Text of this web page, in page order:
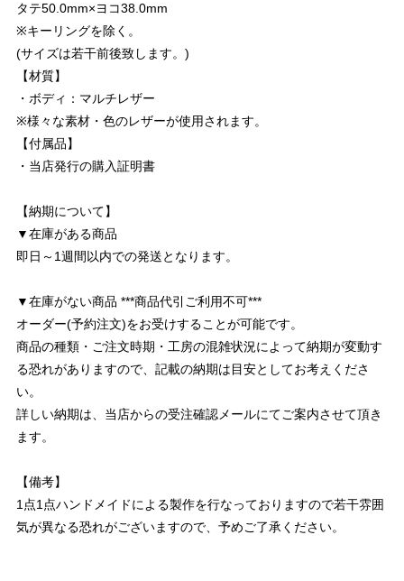
タテ50.0mm×ヨコ38.0mm
※キーリングを除く。
(サイズは若干前後致します。)
【材質】
・ボディ：マルチレザー
※様々な素材・色のレザーが使用されます。
【付属品】
・当店発行の購入証明書
【納期について】
▼在庫がある商品
即日～1週間以内での発送となります。
▼在庫がない商品 ***商品代引ご利用不可***
オーダー(予約注文)をお受けすることが可能です。
商品の種類・ご注文時期・工房の混雑状況によって納期が変動す
る恐れがありますので、記載の納期は目安としてお考えくださ
い。
詳しい納期は、当店からの受注確認メールにてご案内させて頂き
ます。
【備考】
1点1点ハンドメイドによる製作を行なっておりますので若干雰囲
気が異なる恐れがございますので、予めご了承ください。